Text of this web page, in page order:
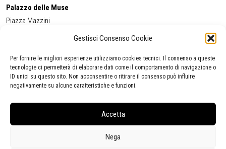
Gestisci Consenso Cookie
Per fornire le migliori esperienze utilizziamo cookies tecnici. Il consenso a queste
tecnologie ci permetterà di elaborare dati come il comportamento di navigazione o
ID unici su questo sito. Non acconsentire o ritirare il consenso può influire
negativamente su alcune caratteristiche e funzioni.
Accetta
Nega
Palazzo delle Muse
Piazza Mazzini
Cell:+39 338 5714978 (orario apertura Galleria)
Tel:
+39 0584 944580
(orario 09.00/13.00)
Email:gamc@comune.viareggio.lu.it
Segnalazione di inaccessibilità